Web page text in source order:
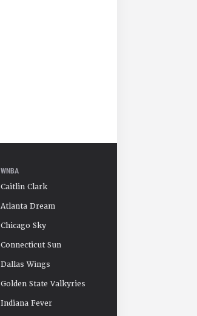
WNBA
Caitlin Clark
Atlanta Dream
Chicago Sky
Connecticut Sun
Dallas Wings
Golden State Valkyries
Indiana Fever